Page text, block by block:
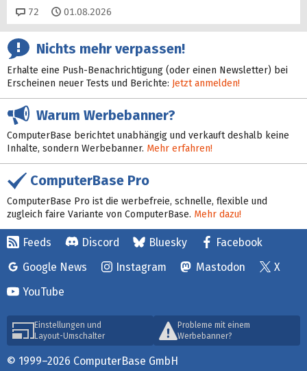
72 Kommentare
01.08.2026
Nichts mehr verpassen!
Erhalte eine Push-Benachrichtigung (oder einen Newsletter) bei
Erscheinen neuer Tests und Berichte: Jetzt anmelden!
Warum Werbebanner?
ComputerBase berichtet unabhängig und verkauft deshalb keine
Inhalte, sondern Werbebanner. Mehr erfahren!
ComputerBase Pro
ComputerBase Pro ist die werbefreie, schnelle, flexible und
zugleich faire Variante von ComputerBase. Mehr dazu!
Feeds Discord Bluesky
Facebook
Google News
Instagram Mastodon
X
YouTube
Einstellungen und
Layout-Umschalter
Probleme mit einem
Werbebanner?
© 1999–2026 ComputerBase GmbH